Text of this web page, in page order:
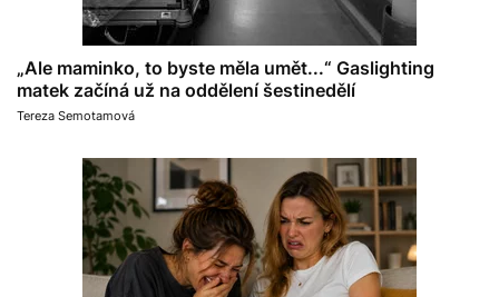
„Ale maminko, to byste měla umět...“ Gaslighting
matek začíná už na oddělení šestinedělí
Tereza Semotamová